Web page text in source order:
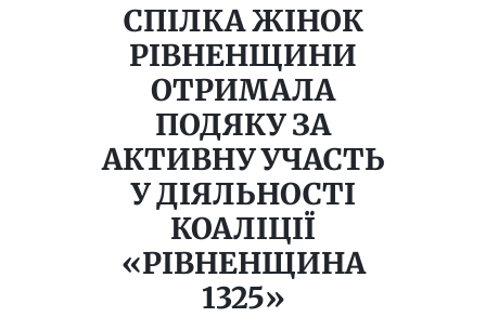
СПІЛКА ЖІНОК
РІВНЕНЩИНИ
ОТРИМАЛА
ПОДЯКУ ЗА
АКТИВНУ УЧАСТЬ
У ДІЯЛЬНОСТІ
КОАЛІЦІЇ
«РІВНЕНЩИНА
1325»